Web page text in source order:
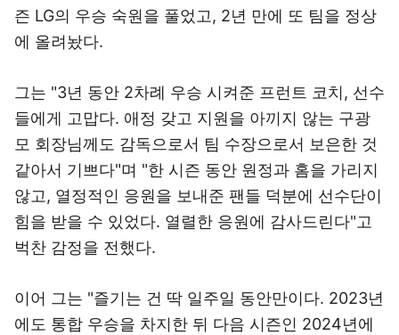
즌 LG의 우승 숙원을 풀었고, 2년 만에 또 팀을 정상
에 올려놨다.
그는 "3년 동안 2차례 우승 시켜준 프런트 코치, 선수
들에게 고맙다. 애정 갖고 지원을 아끼지 않는 구광
모 회장님께도 감독으로서 팀 수장으로서 보은한 것
같아서 기쁘다"며 "한 시즌 동안 원정과 홈을 가리지
않고, 열정적인 응원을 보내준 팬들 덕분에 선수단이
힘을 받을 수 있었다. 열렬한 응원에 감사드린다"고
벅찬 감정을 전했다.
이어 그는 "즐기는 건 딱 일주일 동안만이다. 2023년
에도 통합 우승을 차지한 뒤 다음 시즌인 2024년에